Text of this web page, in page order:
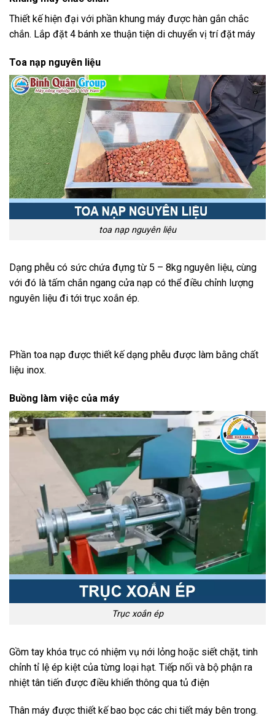
Thiết kế hiện đại với phần khung máy được hàn gắn chắc
chắn. Lắp đặt 4 bánh xe thuận tiện di chuyển vị trí đặt máy
Toa nạp nguyên liệu
toa nạp nguyên liệu
Dạng phễu có sức chứa đựng từ 5 – 8kg nguyên liệu, cùng
với đó là tấm chắn ngang cửa nạp có thể điều chỉnh lượng
nguyên liệu đi tới trục xoắn ép.
Phần toa nạp được thiết kế dạng phễu được làm bằng chất
liệu inox.
Buồng làm việc của máy
Trục xoắn ép
Gồm tay khóa trục có nhiệm vụ nới lỏng hoặc siết chặt, tinh
chỉnh tỉ lệ ép kiệt của từng loại hạt. Tiếp nối và bộ phận ra
nhiệt tân tiến được điều khiển thông qua tủ điện
Thân máy được thiết kế bao bọc các chi tiết máy bên trong.